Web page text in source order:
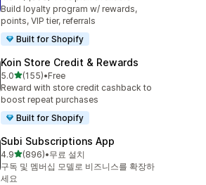
Build loyalty program w/ rewards,
points, VIP tier, referrals
Built for Shopify
Koin Store Credit & Rewards
5.0별 5개 중
(155)
총 리뷰 155개
•Free
Reward with store credit cashback to
boost repeat purchases
Built for Shopify
Subi Subscriptions App
4.9별 5개 중
(896)
총 리뷰 896개
•무료 설치
구독 및 멤버십 모델로 비즈니스를 확장하
세요